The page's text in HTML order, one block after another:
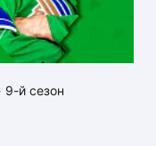
9-й сезон